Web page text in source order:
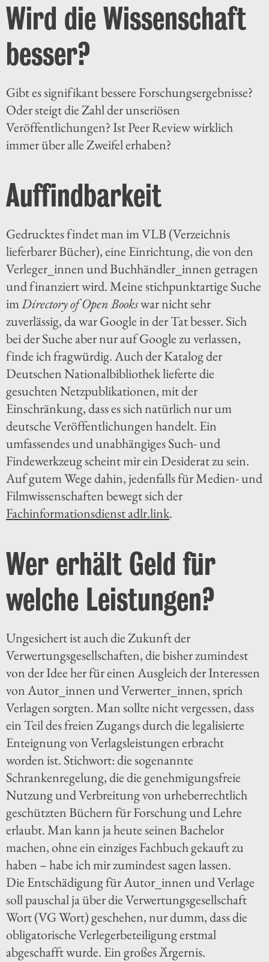
Wird die Wissenschaft
besser?
Gibt es signifikant bessere Forschungsergebnisse?
Oder steigt die Zahl der unseriösen
Veröffentlichungen? Ist Peer Review wirklich
immer über alle Zweifel erhaben?
Auffindbarkeit
Gedrucktes findet man im VLB (Verzeichnis
lieferbarer Bücher), eine Einrichtung, die von den
Verleger_innen und Buchhändler_innen getragen
und finanziert wird. Meine stichpunktartige Suche
imDirectory of Open Bookswar nicht sehr
zuverlässig, da war Google in der Tat besser. Sich
bei der Suche aber nur auf Google zu verlassen,
finde ich fragwürdig. Auch der Katalog der
Deutschen Nationalbibliothek lieferte die
gesuchten Netzpublikationen, mit der
Einschränkung, dass es sich natürlich nur um
deutsche Veröffentlichungen handelt. Ein
umfassendes und unabhängiges Such- und
Findewerkzeug scheint mir ein Desiderat zu sein.
Auf gutem Wege dahin, jedenfalls für Medien- und
Filmwissenschaften bewegt sich der
Fachinformationsdienst adlr.link.
Wer erhält Geld für
welche Leistungen?
Ungesichert ist auch die Zukunft der
Verwertungsgesellschaften, die bisher zumindest
von der Idee her für einen Ausgleich der Interessen
von Autor_innen und Verwerter_innen, sprich
Verlagen sorgten. Man sollte nicht vergessen, dass
ein Teil des freien Zugangs durch die legalisierte
Enteignung von Verlagsleistungen erbracht
worden ist. Stichwort: die sogenannte
Schrankenregelung, die die genehmigungsfreie
Nutzung und Verbreitung von urheberrechtlich
geschützten Büchern für Forschung und Lehre
erlaubt. Man kann ja heute seinen Bachelor
machen, ohne ein einziges Fachbuch gekauft zu
haben – habe ich mir zumindest sagen lassen.
Die Entschädigung für Autor_innen und Verlage
soll pauschal ja über die Verwertungsgesellschaft
Wort (VG Wort) geschehen, nur dumm, dass die
obligatorische Verlegerbeteiligung erstmal
abgeschafft wurde. Ein großes Ärgernis.